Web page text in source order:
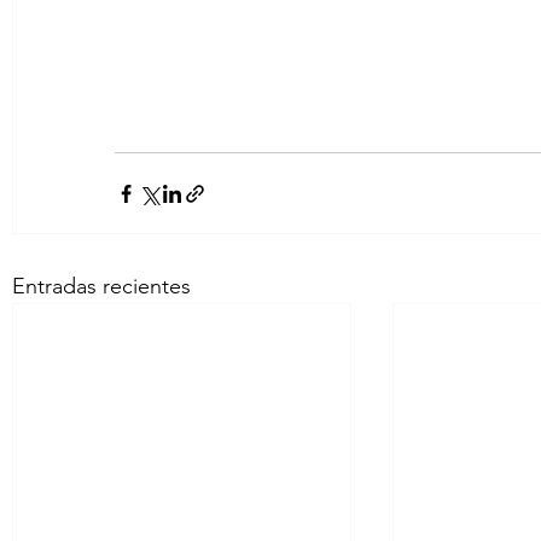
Entradas recientes